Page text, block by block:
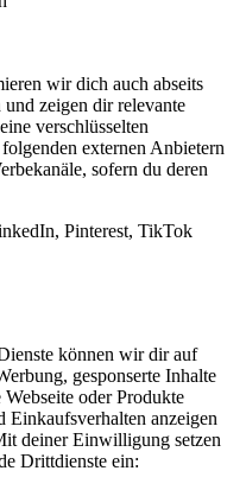
wir dich auch abseits
zeigen dir relevante
verschlüsselten
externen Anbietern
sofern du deren
Pinterest, TikTok
können wir dir auf
gesponserte Inhalte
oder Produkte
Einkaufsverhalten anzeigen
deiner Einwilligung setzen
Drittdienste ein: